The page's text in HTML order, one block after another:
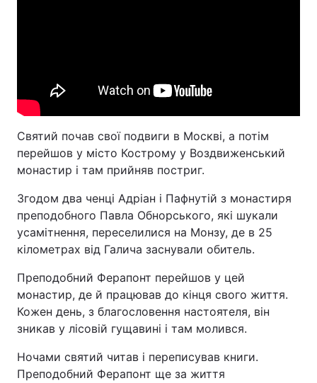
Святий почав свої подвиги в Москві, а потім
перейшов у місто Кострому у Воздвиженський
монастир і там прийняв постриг.
Згодом два ченці Адріан і Пафнутій з монастиря
преподобного Павла Обнорського, які шукали
усамітнення, переселилися на Монзу, де в 25
кілометрах від Галича заснували обитель.
Преподобний Ферапонт перейшов у цей
монастир, де й працював до кінця свого життя.
Кожен день, з благословення настоятеля, він
зникав у лісовій гущавині і там молився.
Ночами святий читав і переписував книги.
Преподобний Ферапонт ще за життя